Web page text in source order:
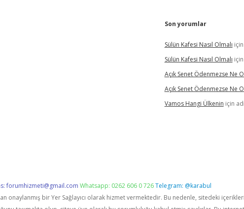
Son yorumlar
Sülün Kafesi Nasıl Olmalı için
Sülün Kafesi Nasıl Olmalı için
Açık Senet Ödenmezse Ne
Açık Senet Ödenmezse Ne
Vamos Hangi Ülkenin için
forumhizmeti@gmail.com Whatsapp: 0262 606 0 726Telegram: @karabul
onaylanmış bir Yer Sağlayıcı olarak hizmet vermektedir. Bu nedenle, sitedeki